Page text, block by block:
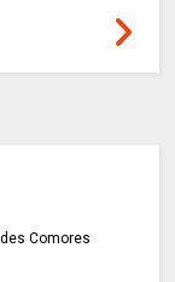
Comores